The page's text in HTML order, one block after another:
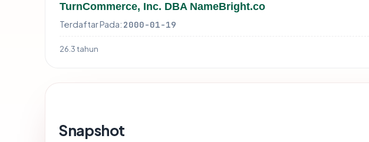
TurnCommerce, Inc. DBA NameBright.co
Terdaftar Pada: 2000-01-19
26.3 tahun
Snapshot